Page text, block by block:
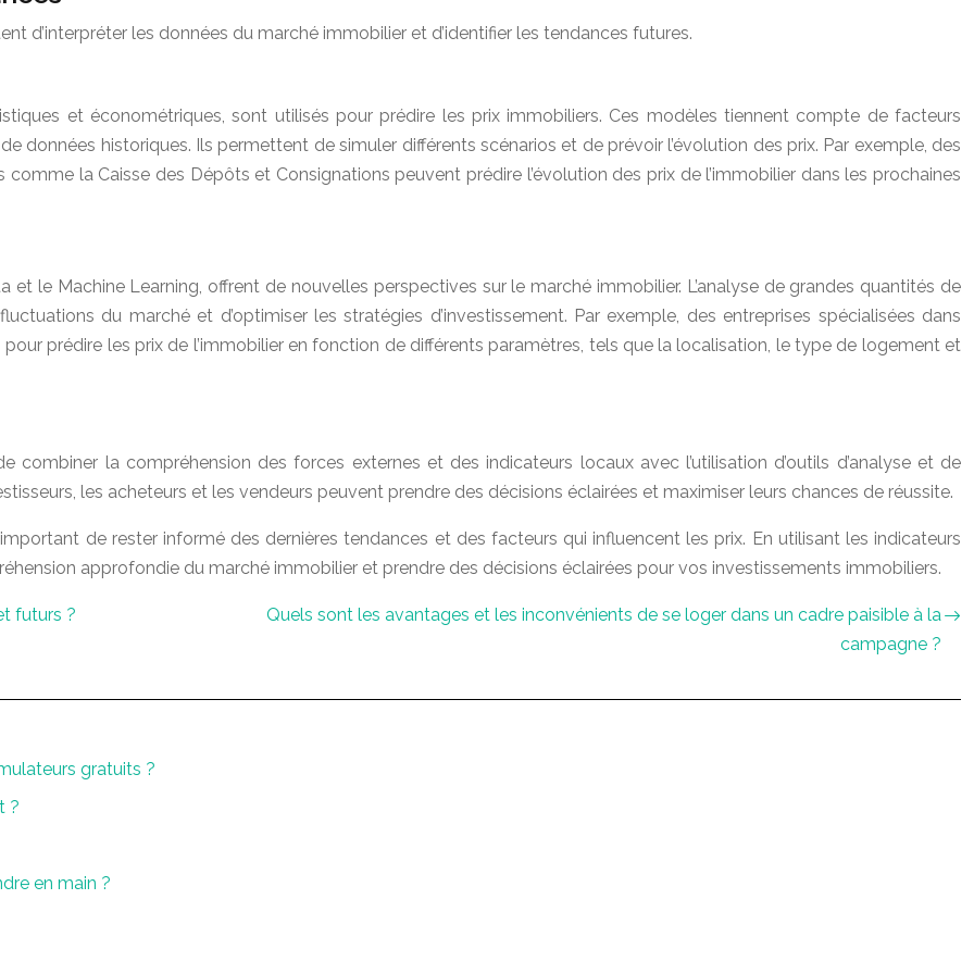
d’interpréter les données du marché immobilier et d’identifier les tendances futures.
et économétriques, sont utilisés pour prédire les prix immobiliers. Ces modèles tiennent compte de facteurs
données historiques. Ils permettent de simuler différents scénarios et de prévoir l’évolution des prix. Par exemple, des
la Caisse des Dépôts et Consignations peuvent prédire l’évolution des prix de l’immobilier dans les prochaines
et le Machine Learning, offrent de nouvelles perspectives sur le marché immobilier. L’analyse de grandes quantités de
du marché et d’optimiser les stratégies d’investissement. Par exemple, des entreprises spécialisées dans
prédire les prix de l’immobilier en fonction de différents paramètres, tels que la localisation, le type de logement et
combiner la compréhension des forces externes et des indicateurs locaux avec l’utilisation d’outils d’analyse et de
les acheteurs et les vendeurs peuvent prendre des décisions éclairées et maximiser leurs chances de réussite.
de rester informé des dernières tendances et des facteurs qui influencent les prix. En utilisant les indicateurs
approfondie du marché immobilier et prendre des décisions éclairées pour vos investissements immobiliers.
futurs ?
Quels sont les avantages et les inconvénients de se loger dans un cadre paisible à la
campagne ?
gratuits ?
?
en main ?